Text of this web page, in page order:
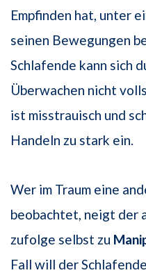
Empfinden hat, unter
seinen Bewegungen
Schlafende kann sich
Überwachen nicht
ist misstrauisch und
Handeln zu stark ein.
Wer im Traum eine
beobachtet, neigt der
zufolge selbst zu
Fall will der